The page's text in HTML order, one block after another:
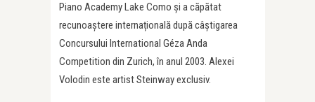
Piano Academy Lake Como și a căpătat
recunoaștere internațională după câștigarea
Concursului International Géza Anda
Competition din Zurich, în anul 2003. Alexei
Volodin este artist Steinway exclusiv.